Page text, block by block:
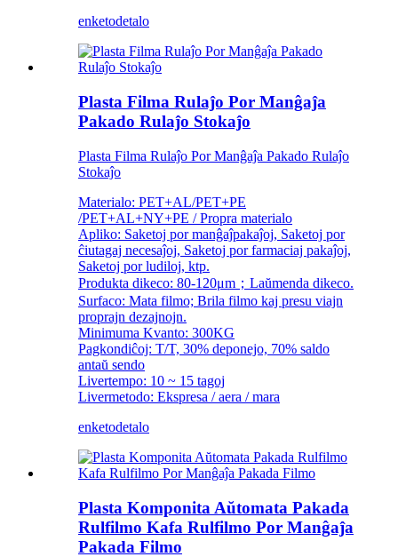
enketodetalo
Plasta Filma Rulaĵo Por Manĝaĵa
Pakado Rulaĵo Stokaĵo
Plasta Filma Rulaĵo Por Manĝaĵa Pakado Rulaĵo
Stokaĵo
Materialo: PET+AL/PET+PE
/PET+AL+NY+PE / Propra materialo
Apliko: Saketoj por manĝaĵpakaĵoj, Saketoj por
ĉiutagaj necesaĵoj, Saketoj por farmaciaj pakaĵoj,
Saketoj por ludiloj, ktp.
Produkta dikeco: 80-120μm；Laŭmenda dikeco.
Surfaco: Mata filmo; Brila filmo kaj presu viajn
proprajn dezajnojn.
Minimuma Kvanto: 300KG
Pagkondiĉoj: T/T, 30% deponejo, 70% saldo
antaŭ sendo
Livertempo: 10 ~ 15 tagoj
Livermetodo: Ekspresa / aera / mara
enketodetalo
Plasta Komponita Aŭtomata Pakada
Rulfilmo Kafa Rulfilmo Por Manĝaĵa
Pakada Filmo